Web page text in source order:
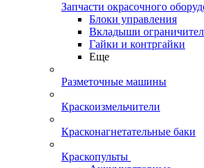
Запчасти окрасочного
Блоки управления
Вкладыши
Гайки и контргайки
Еще
Разметочные машины
Краскоизмельчители
Красконагнетательные баки
Краскопульты